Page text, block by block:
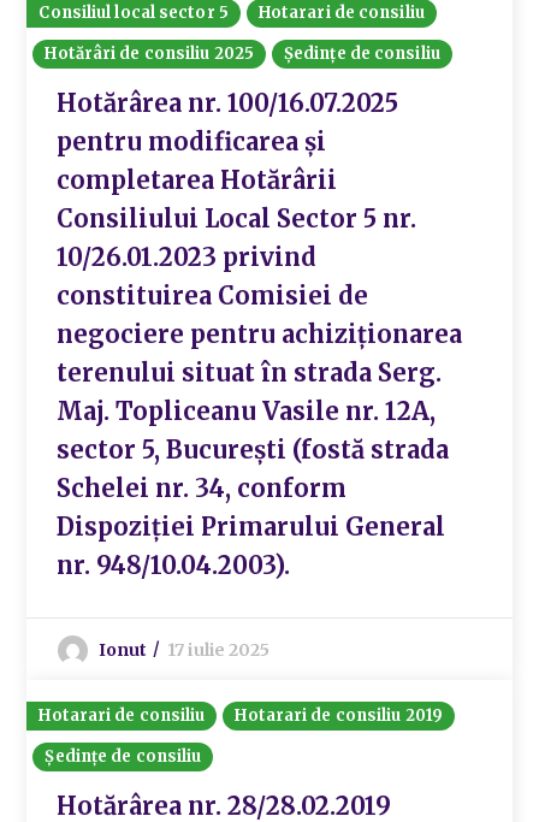
Consiliul local sector 5
Hotarari de consiliu
Hotărâri de consiliu 2025
Ședințe de consiliu
Hotărârea nr. 100/16.07.2025
pentru modificarea și
completarea Hotărârii
Consiliului Local Sector 5 nr.
10/26.01.2023 privind
constituirea Comisiei de
negociere pentru achiziționarea
terenului situat în strada Serg.
Maj. Topliceanu Vasile nr. 12A,
sector 5, București (fostă strada
Schelei nr. 34, conform
Dispoziției Primarului General
nr. 948/10.04.2003).
Ionut 17 iulie 2025
Hotarari de consiliu
Hotarari de consiliu 2019
Ședințe de consiliu
Hotărârea nr. 28/28.02.2019